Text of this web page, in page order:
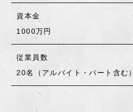
資本金
1000万円
従業員数
20名（アルバイト・パート含む）